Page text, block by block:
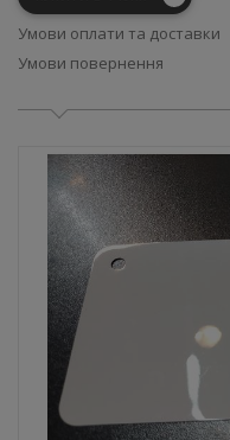
Умови оплати та доставки
Умови повернення